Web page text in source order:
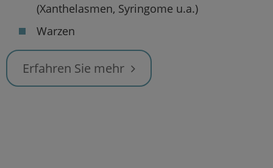
(Xanthelasmen, Syringome u.a.)
Warzen
Erfahren Sie mehr